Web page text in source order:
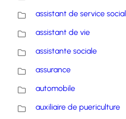
assistant de service social
assistant de vie
assistante sociale
assurance
automobile
auxiliaire de puericulture